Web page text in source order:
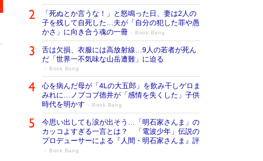
「死ぬとか言うな！」と怒鳴った日、妻は2人の
子を残して自死した…夫が「自分の犯した罪や愚
かさ」に向き合う魂の一冊
Book Bang
舌は欠損、衣服には高放射線…9人の若者が死ん
だ「世界一不気味な山岳遭難」に迫る
Book Bang
心を病んだ母が「4Lの大五郎」を飲み干しゲロま
みれに…ノブコブ徳井が「感情を失くした」子供
時代を明かす
Book Bang
今思い出しても涙が出そう…「明石家さんま」の
カッコよすぎる一言とは？ 「電波少年」伝説の
プロデューサーによる『人間・明石家さんま』評
Book Bang